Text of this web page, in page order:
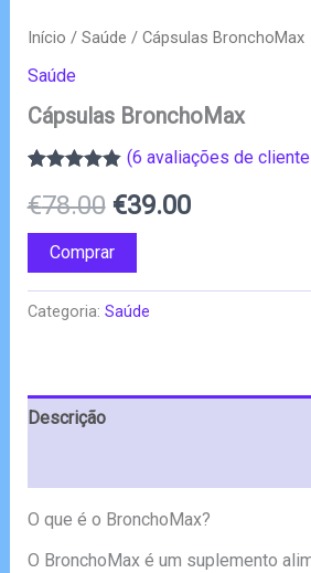
Início / Saúde / Cápsulas BronchoMax
Saúde
Cápsulas BronchoMax
com4.83em
5 com base
em
classificações
de clientes
(6 avaliações de
€78.00 O
preço
original
€39.00O
atual
Comprar
Categoria: Saúde
Descrição
O que é o BronchoMax?
O BronchoMax é um suplemento